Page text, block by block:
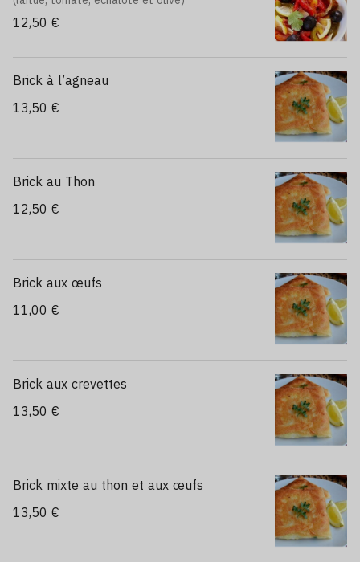
12,50 €
Brick à l’agneau
13,50 €
Brick au Thon
12,50 €
Brick aux œufs
11,00 €
Brick aux crevettes
13,50 €
Brick mixte au thon et aux œufs
13,50 €